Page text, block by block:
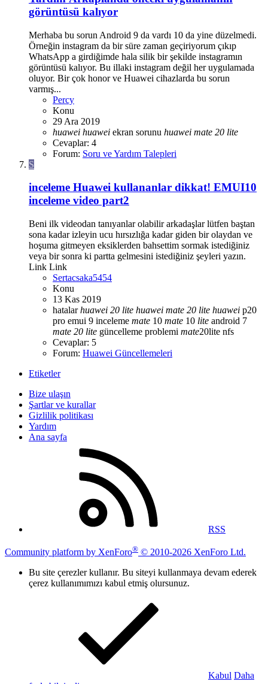
görüntüsü kalıyor
Merhaba bu sorun Android 9 da vardı 10 da yine düzelmedi.
Örneğin instagram da bir süre zaman geçiriyorum çıkıp
WhatsApp a girdiğimde hala silik bir şekilde instagramın
görüntüsü kalıyor. Bu illaki instagram değil her uygulamada
oluyor. Bir çok honor ve Huawei cihazlarda bu sorun
varmış...
Percy
Konu
29 Ara 2019
huawei huawei ekran sorunu huawei mate 20 lite
Cevaplar: 4
Forum: Soru ve Yardım Talepleri
S
inceleme Huawei kullananlar dikkat! EMUI10
inceleme video part2
Beni ilk videodan tanıyanlar olabilir arkadaşlar lütfen baştan
sona kadar izleyin ucu hırsızlığa kadar giden bir olaydan ve
hoşuma gitmeyen eksiklerden bahsettim sormak istediğiniz
veya bir sonra ki partta gelmesini istediğiniz şeyleri yazın.
Link Link
Sertacsaka5454
Konu
13 Kas 2019
hatalarhuawei 20 lite huawei mate 20 lite huawei p20
pro emui 9 inceleme mate 10 mate 10 lite android 7
mate 20 lite güncelleme problemi mate20lite nfs
Cevaplar: 5
Forum: Huawei Güncellemeleri
Etiketler
Bize ulaşın
Şartlar ve kurallar
Gizlilik politikası
Yardım
Ana sayfa
RSS
Community platform by XenForo® © 2010-2026 XenForo Ltd.
Bu site çerezler kullanır. Bu siteyi kullanmaya devam ederek
çerez kullanımımızı kabul etmiş olursunuz.
Kabul Daha